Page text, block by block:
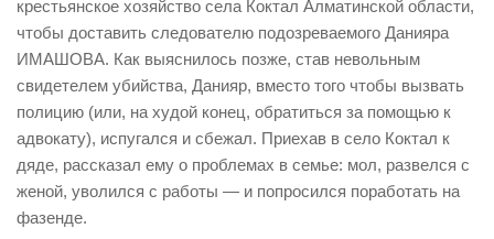
крестьянское хозяйство села Коктал Алматинской области,
чтобы доставить следователю подозреваемого Данияра
ИМАШОВА. Как выяснилось позже, став невольным
свидетелем убийства, Данияр, вместо того чтобы вызвать
полицию (или, на худой конец, обратиться за помощью к
адвокату), испугался и сбежал. Приехав в село Коктал к
дяде, рассказал ему о проблемах в семье: мол, развелся с
женой, уволился с работы — и попросился поработать на
фазенде.